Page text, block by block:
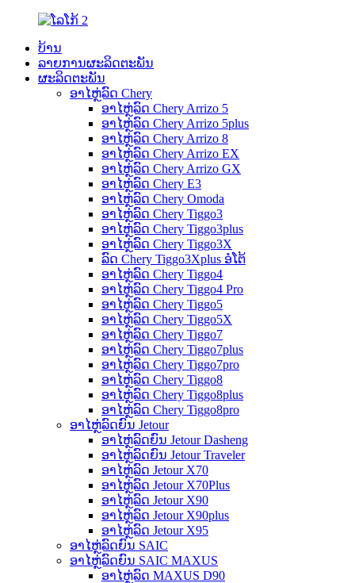
ບ້ານ
ລາຍການຜະລິດຕະພັນ
ຜະລິດຕະພັນ
ອາໄຫຼ່ລົດ Chery
ອາໄຫຼ່ລົດ Chery Arrizo 5
ອາໄຫຼ່ລົດ Chery Arrizo 5plus
ອາໄຫຼ່ລົດ Chery Arrizo 8
ອາໄຫຼ່ລົດ Chery Arrizo EX
ອາໄຫຼ່ລົດ Chery Arrizo GX
ອາໄຫຼ່ລົດ Chery E3
ອາໄຫຼ່ລົດ Chery Omoda
ອາໄຫຼ່ລົດ Chery Tiggo3
ອາໄຫຼ່ລົດ Chery Tiggo3plus
ອາໄຫຼ່ລົດ Chery Tiggo3X
ລົດ Chery Tiggo3Xplus ອໍໂຕ້
ອາໄຫຼ່ລົດ Chery Tiggo4
ອາໄຫຼ່ລົດ Chery Tiggo4 Pro
ອາໄຫຼ່ລົດ Chery Tiggo5
ອາໄຫຼ່ລົດ Chery Tiggo5X
ອາໄຫຼ່ລົດ Chery Tiggo7
ອາໄຫຼ່ລົດ Chery Tiggo7plus
ອາໄຫຼ່ລົດ Chery Tiggo7pro
ອາໄຫຼ່ລົດ Chery Tiggo8
ອາໄຫຼ່ລົດ Chery Tiggo8plus
ອາໄຫຼ່ລົດ Chery Tiggo8pro
ອາໄຫຼ່ລົດຍົນ Jetour
ອາໄຫຼ່ລົດຍົນ Jetour Dasheng
ອາໄຫຼ່ລົດຍົນ Jetour Traveler
ອາໄຫຼ່ລົດ Jetour X70
ອາໄຫຼ່ລົດ Jetour X70Plus
ອາໄຫຼ່ລົດ Jetour X90
ອາໄຫຼ່ລົດ Jetour X90plus
ອາໄຫຼ່ລົດ Jetour X95
ອາໄຫຼ່ລົດຍົນ SAIC
ອາໄຫຼ່ລົດຍົນ SAIC MAXUS
ອາໄຫຼ່ລົດ MAXUS D90